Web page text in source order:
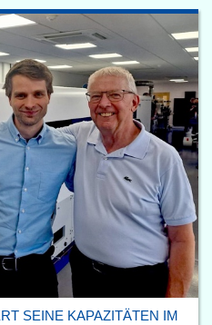
SEINE KAPAZITÄTEN IM